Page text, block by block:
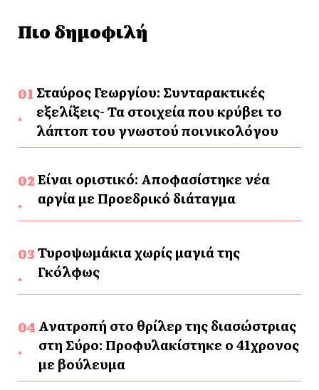
Πιο δημοφιλή
Σταύρος Γεωργίου: Συνταρακτικές
εξελίξεις- Τα στοιχεία που κρύβει το
λάπτοπ του γνωστού ποινικολόγου
Είναι οριστικό: Αποφασίστηκε νέα
αργία με Προεδρικό διάταγμα
Τυροψωμάκια χωρίς μαγιά της
Γκόλφως
Ανατροπή στο θρίλερ της διασώστριας
στη Σύρο: Προφυλακίστηκε ο 41χρονος
με βούλευμα